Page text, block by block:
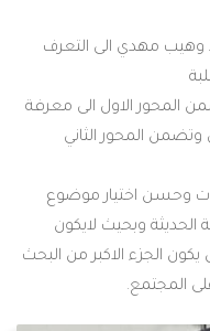
وهيب مهدي الى التعرف
المحور الاول الى معرفة
المحور الثاني
وحسن اختيار موضوع
الحديثة وبحيث لايكون
الجزء الاكبر من البحث
المجتمع.